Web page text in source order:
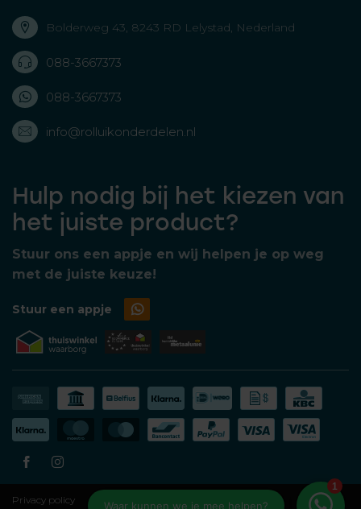
Bolderweg 43, 8243 RD Lelystad, Nederland
088-3667373
088-3667373
info@rolluikonderdelen.nl
Hulp nodig bij het kiezen van
het juiste product?
Stuur ons een appje en wij helpen je op weg
met de juiste keuze!
Stuur een appje
Privacy policy